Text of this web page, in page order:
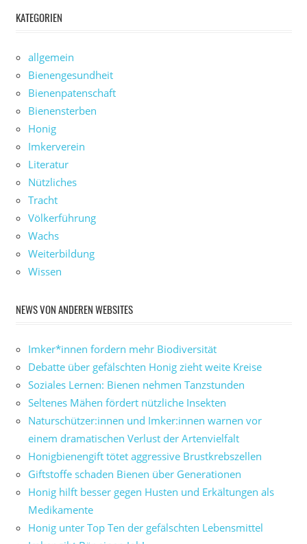
KATEGORIEN
allgemein
Bienengesundheit
Bienenpatenschaft
Bienensterben
Honig
Imkerverein
Literatur
Nützliches
Tracht
Völkerführung
Wachs
Weiterbildung
Wissen
NEWS VON ANDEREN WEBSITES
Imker*innen fordern mehr Biodiversität
Debatte über gefälschten Honig zieht weite Kreise
Soziales Lernen: Bienen nehmen Tanzstunden
Seltenes Mähen fördert nützliche Insekten
Naturschützer:innen und Imker:innen warnen vor
einem dramatischen Verlust der Artenvielfalt
Honigbienengift tötet aggressive Brustkrebszellen
Giftstoffe schaden Bienen über Generationen
Honig hilft besser gegen Husten und Erkältungen als
Medikamente
Honig unter Top Ten der gefälschten Lebensmittel